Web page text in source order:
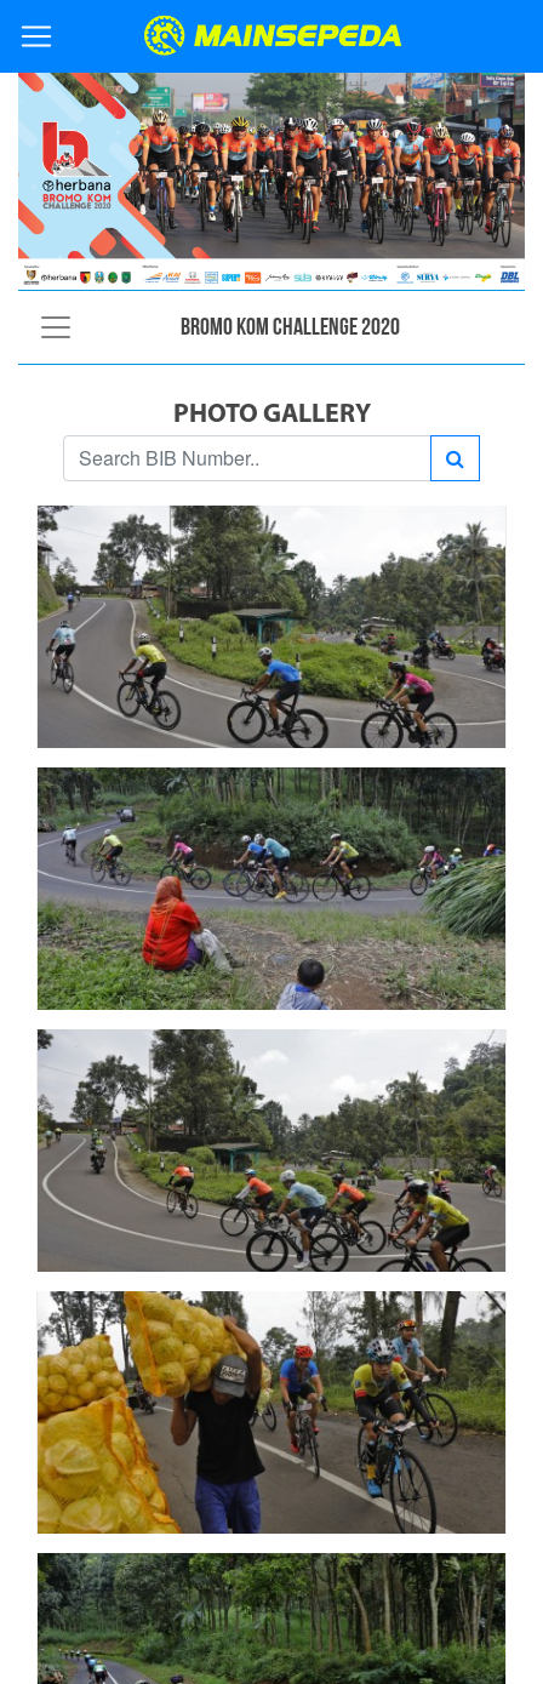
Bromo KOM Challenge 2020
PHOTO GALLERY